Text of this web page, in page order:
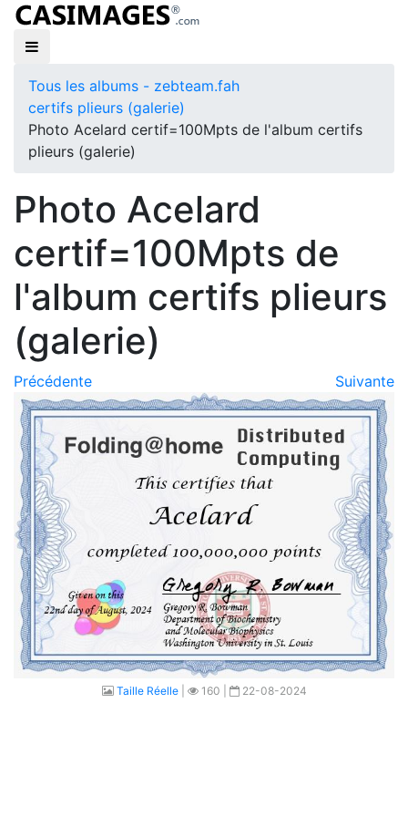
Tous les albums - zebteam.fah
certifs plieurs (galerie)
Photo Acelard certif=100Mpts de l'album certifs
plieurs (galerie)
Photo Acelard
certif=100Mpts de
l'album certifs plieurs
(galerie)
Précédente Suivante
Taille Réelle| 160 | 22-08-2024